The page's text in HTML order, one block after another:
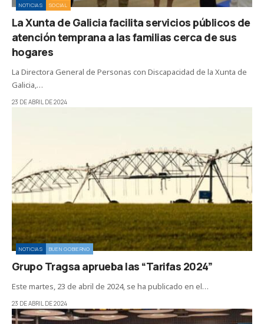
NOTICIAS SOCIAL
La Xunta de Galicia facilita servicios públicos de
atención temprana a las familias cerca de sus
hogares
La Directora General de Personas con Discapacidad de la Xunta de
Galicia,…
23 DE ABRIL DE 2024
NOTICIAS BUEN GOBIERNO
Grupo Tragsa aprueba las “Tarifas 2024”
Este martes, 23 de abril de 2024, se ha publicado en el…
23 DE ABRIL DE 2024